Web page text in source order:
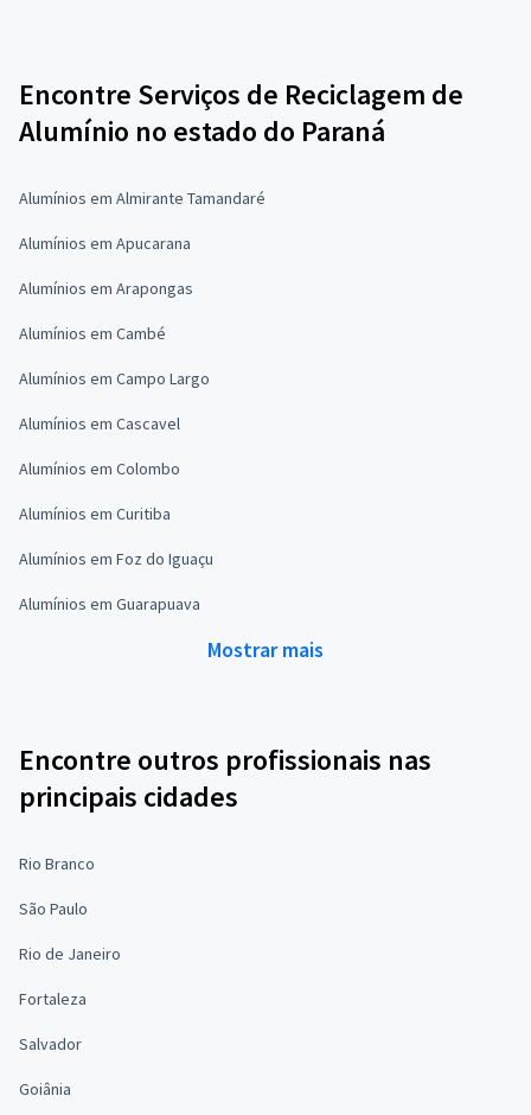
Encontre Serviços de Reciclagem de
Alumínio no estado do Paraná
Alumínios em Almirante Tamandaré
Alumínios em Apucarana
Alumínios em Arapongas
Alumínios em Cambé
Alumínios em Campo Largo
Alumínios em Cascavel
Alumínios em Colombo
Alumínios em Curitiba
Alumínios em Foz do Iguaçu
Alumínios em Guarapuava
Mostrar mais
Encontre outros profissionais nas
principais cidades
Rio Branco
São Paulo
Rio de Janeiro
Fortaleza
Salvador
Goiânia